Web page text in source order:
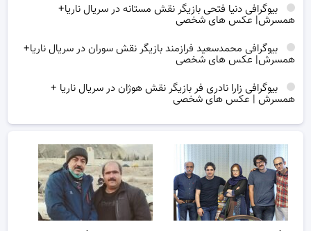
بیوگرافی دنیا فتحی بازیگر نقش مستانه در سریال ناریا+
همسرش| عکس های شخصی
بیوگرافی محمدسعید فرازمند بازیگر نقش سوران در سریال ناریا+
همسرش| عکس های شخصی
بیوگرافی زارا نادری فر بازیگر نقش هوژان در سریال ناریا +
همسرش | عکس های شخصی